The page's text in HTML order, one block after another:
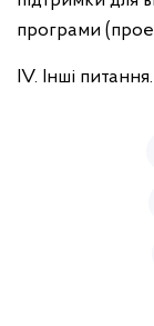
програми
ІV. Інші питання.